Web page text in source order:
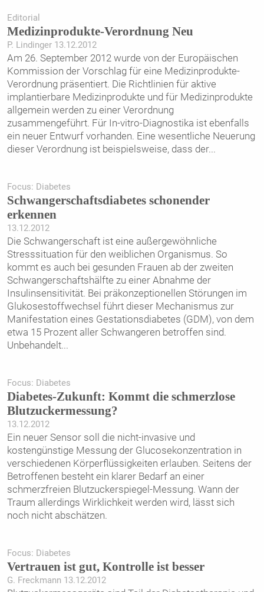
Editorial
Medizinprodukte-Verordnung Neu
P. Lindinger 13.12.2012
Am 26. September 2012 wurde von der Europäischen
Kommission der Vorschlag für eine Medizinprodukte-
Verordnung präsentiert. Die Richtlinien für aktive
implantierbare Medizinprodukte und für Medizinprodukte
allgemein werden zu einer Verordnung
zusammengeführt. Für In-vitro-Diagnostika ist ebenfalls
ein neuer Entwurf vorhanden. Eine wesentliche Neuerung
dieser Verordnung ist beispielsweise, dass der...
Focus: Diabetes
Schwangerschaftsdiabetes schonender
erkennen
13.12.2012
Die Schwangerschaft ist eine außergewöhnliche
Stresssituation für den weiblichen Organismus. So
kommt es auch bei gesunden Frauen ab der zweiten
Schwangerschaftshälfte zu einer Abnahme der
Insulinsensitivität. Bei präkonzeptionellen Störungen im
Glukosestoffwechsel führt dieser Mechanismus zur
Manifestation eines Gestationsdiabetes (GDM), von dem
etwa 15 Prozent aller Schwangeren betroffen sind.
Unbehandelt...
Focus: Diabetes
Diabetes-Zukunft: Kommt die schmerzlose
Blutzuckermessung?
13.12.2012
Ein neuer Sensor soll die nicht-invasive und
kostengünstige Messung der Glucosekonzentration in
verschiedenen Körperflüssigkeiten erlauben. Seitens der
Betroffenen besteht ein klarer Bedarf an einer
schmerzfreien Blutzuckerspiegel-Messung. Wann der
Traum allerdings Wirklichkeit werden wird, lässt sich
noch nicht abschätzen.
Focus: Diabetes
Vertrauen ist gut, Kontrolle ist besser
G. Freckmann 13.12.2012